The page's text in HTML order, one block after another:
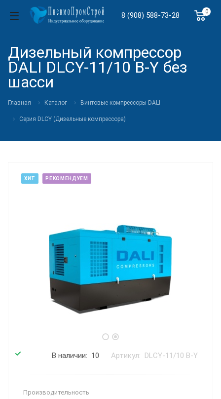
0
8 (908) 588-73-28
Дизельный компрессор
DALI DLCY-11/10 B-Y без
шасси
Главная Каталог Винтовые компрессоры DALI
Cерия DLCY (Дизельные компрессора)
ХИТ РЕКОМЕНДУЕМ
В наличии: 10 Артикул: DLCY-11/10 B-Y
Производительность